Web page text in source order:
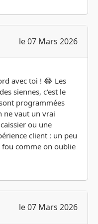
le 07 Mars 2026
avec toi ! 😂 Les
siennes, c'est le
programmées
ne vaut un vrai
ou une
client : un peu
fou comme on oublie
le 07 Mars 2026